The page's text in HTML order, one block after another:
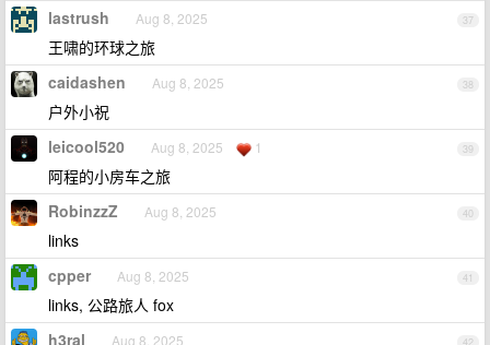
37
lastrush Aug 8, 2025
王啸的环球之旅
38
caidashen Aug 8, 2025
户外小祝
39
leicool520 Aug 8, 2025 1
阿程的小房车之旅
40
RobinzzZ Aug 8, 2025
links
41
cpper Aug 8, 2025
links, 公路旅人 fox
h3ral Aug 8, 2025